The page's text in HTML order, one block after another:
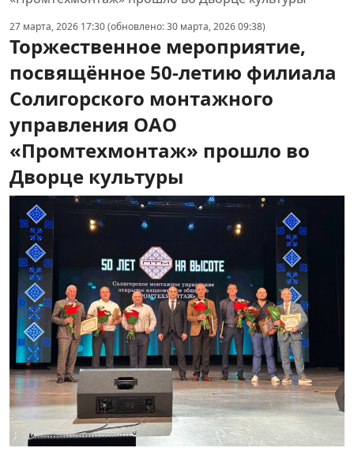
27 марта, 2026 17:30 (обновлено: 30 марта, 2026 09:38)
Торжественное мероприятие,
посвящённое 50-летию филиала
Солигорского монтажного
управления ОАО
«Промтехмонтаж» прошло во
Дворце культуры
Информационные материалы Солигорской
межрайонной инспекции охраны
животного и растительного мира
Новости оздоровления и санаторно-
курортного лечения
Протоколы общественных обсуждений